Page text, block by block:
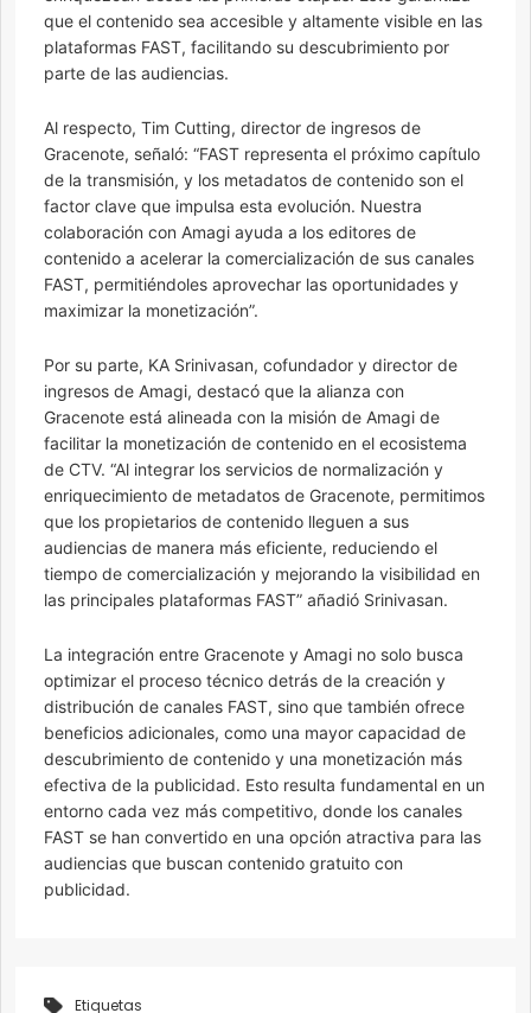
que el contenido sea accesible y altamente visible en las
plataformas FAST, facilitando su descubrimiento por
parte de las audiencias.
Al respecto, Tim Cutting, director de ingresos de
Gracenote, señaló: “FAST representa el próximo capítulo
de la transmisión, y los metadatos de contenido son el
factor clave que impulsa esta evolución. Nuestra
colaboración con Amagi ayuda a los editores de
contenido a acelerar la comercialización de sus canales
FAST, permitiéndoles aprovechar las oportunidades y
maximizar la monetización”.
Por su parte, KA Srinivasan, cofundador y director de
ingresos de Amagi, destacó que la alianza con
Gracenote está alineada con la misión de Amagi de
facilitar la monetización de contenido en el ecosistema
de CTV. “Al integrar los servicios de normalización y
enriquecimiento de metadatos de Gracenote, permitimos
que los propietarios de contenido lleguen a sus
audiencias de manera más eficiente, reduciendo el
tiempo de comercialización y mejorando la visibilidad en
las principales plataformas FAST” añadió Srinivasan.
La integración entre Gracenote y Amagi no solo busca
optimizar el proceso técnico detrás de la creación y
distribución de canales FAST, sino que también ofrece
beneficios adicionales, como una mayor capacidad de
descubrimiento de contenido y una monetización más
efectiva de la publicidad. Esto resulta fundamental en un
entorno cada vez más competitivo, donde los canales
FAST se han convertido en una opción atractiva para las
audiencias que buscan contenido gratuito con
publicidad.
Etiquetas